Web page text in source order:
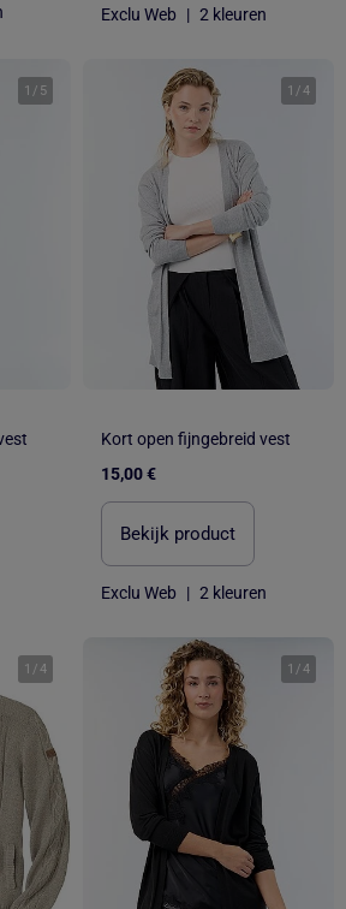
Exclu Web | 2 kleuren
1 / 5 1 /4
Kort open fijngebreid vest
15,00 €
Bekijk product
Exclu Web | 2 kleuren
1 /4 1 /4